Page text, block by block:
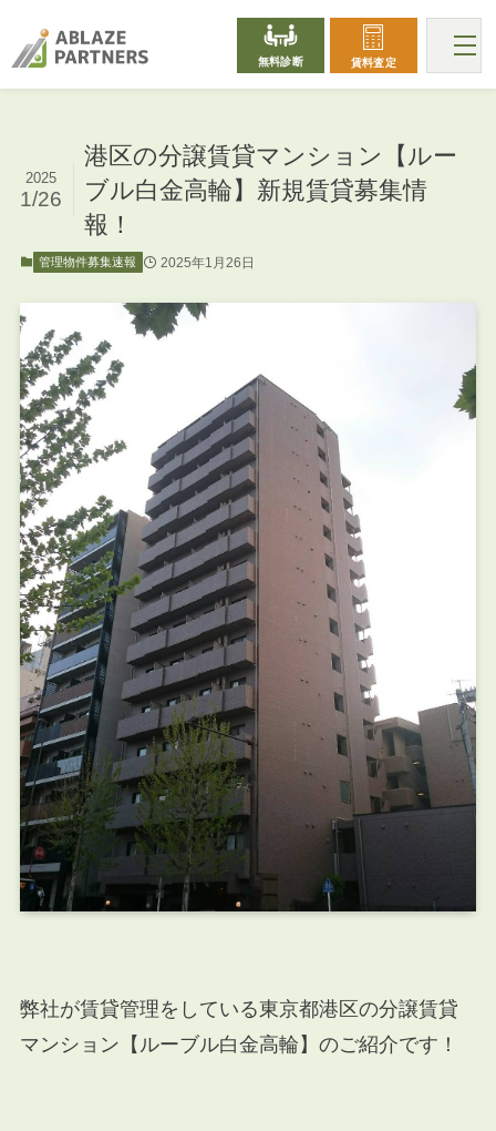
無料診断 賃料査定
港区の分譲賃貸マンション【ルー
ブル白金高輪】新規賃貸募集情
報！
2025
1/26
管理物件募集速報 2025年1月26日
弊社が賃貸管理をしている東京都港区の分譲賃貸
マンション【ルーブル白金高輪】のご紹介です！